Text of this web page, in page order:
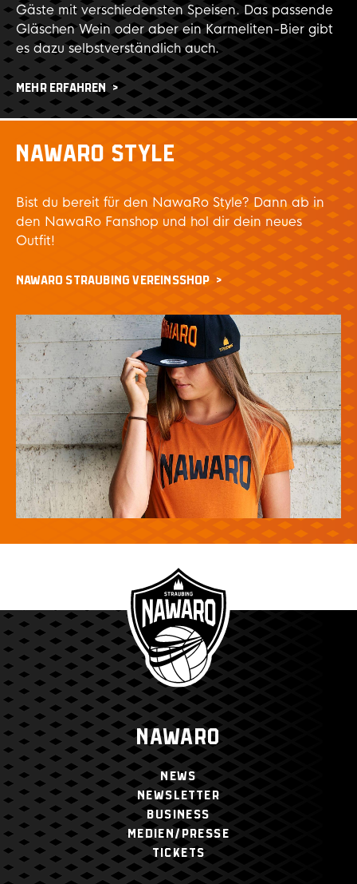
Gäste mit verschiedensten Speisen. Das passende
Gläschen Wein oder aber ein Karmeliten-Bier gibt
es dazu selbstverständlich auch.
MEHR ERFAHREN
NAWARO STYLE
Bist du bereit für den NawaRo Style? Dann ab in
den NawaRo Fanshop und hol dir dein neues
Outfit!
NAWARO STRAUBING VEREINSSHOP
NAWARO
NEWS
NEWSLETTER
BUSINESS
MEDIEN/PRESSE
TICKETS